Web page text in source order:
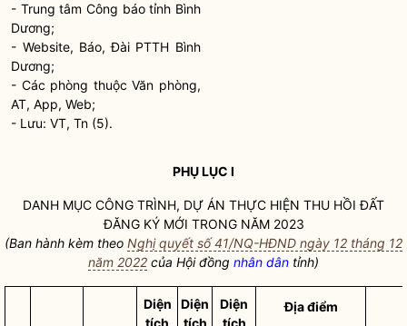
- Trung tâm Công báo tỉnh Bình
Dương;
- Website, Báo, Đài PTTH Bình
Dương;
- Các phòng thuộc Văn phòng,
AT, App, Web;
- Lưu: VT, Tn (5).
PHỤ LỤC I
DANH MỤC CÔNG TRÌNH, DỰ ÁN THỰC HIỆN THU HỒI ĐẤT
ĐĂNG KÝ MỚI TRONG NĂM 2023
(Ban hành kèm theo Nghị quyết số 41/NQ-HĐND ngày 12 tháng 12
năm 2022 của Hội đồng nhân dân tỉnh)
Diện
tích
Diện
tích
Diện
tích
Địa điểm